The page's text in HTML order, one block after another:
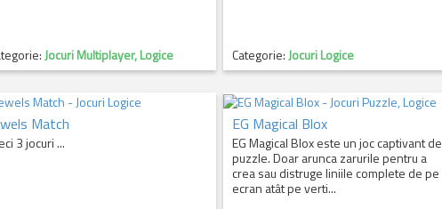
Jocuri Multiplayer, Logice Categorie:Jocuri Logice
Match
3 jocuri ...
EG Magical Blox
EG Magical Blox este un joc captivant de
puzzle. Doar arunca zarurile pentru a
crea sau distruge liniile complete de pe
ecran atât pe verti...